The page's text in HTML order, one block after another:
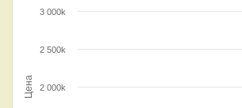
Цена 2 000k
2 500k
3 000k